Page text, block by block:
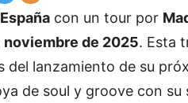
España con un tour por
noviembre de 2025. Esta
del lanzamiento de su
de soul y groove con su